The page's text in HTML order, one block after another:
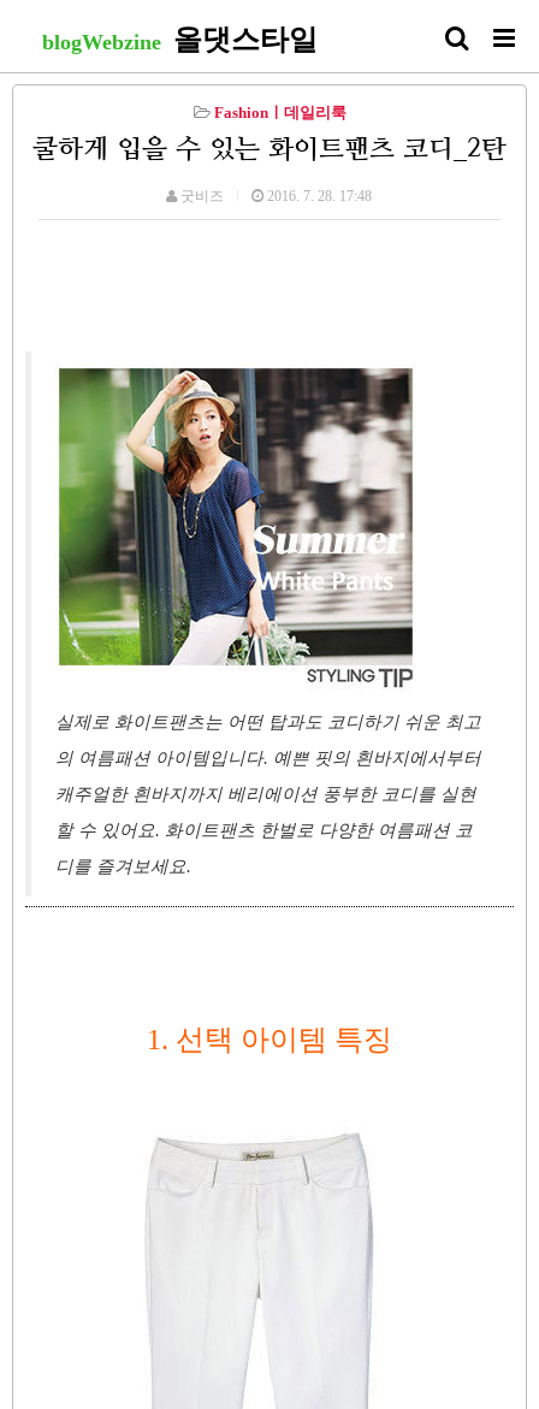
blogWebzine 올댓스타일
Fashionㅣ데일리룩
쿨하게 입을 수 있는 화이트팬츠 코디_2탄
굿비즈 2016. 7. 28. 17:48
실제로 화이트팬츠는 어떤 탑과도 코디하기 쉬운 최고
의 여름패션 아이템입니다. 예쁜 핏의 흰바지에서부터
캐주얼한 흰바지까지 베리에이션 풍부한 코디를 실현
할 수 있어요. 화이트팬츠 한벌로 다양한 여름패션 코
디를 즐겨보세요.
1. 선택 아이템 특징